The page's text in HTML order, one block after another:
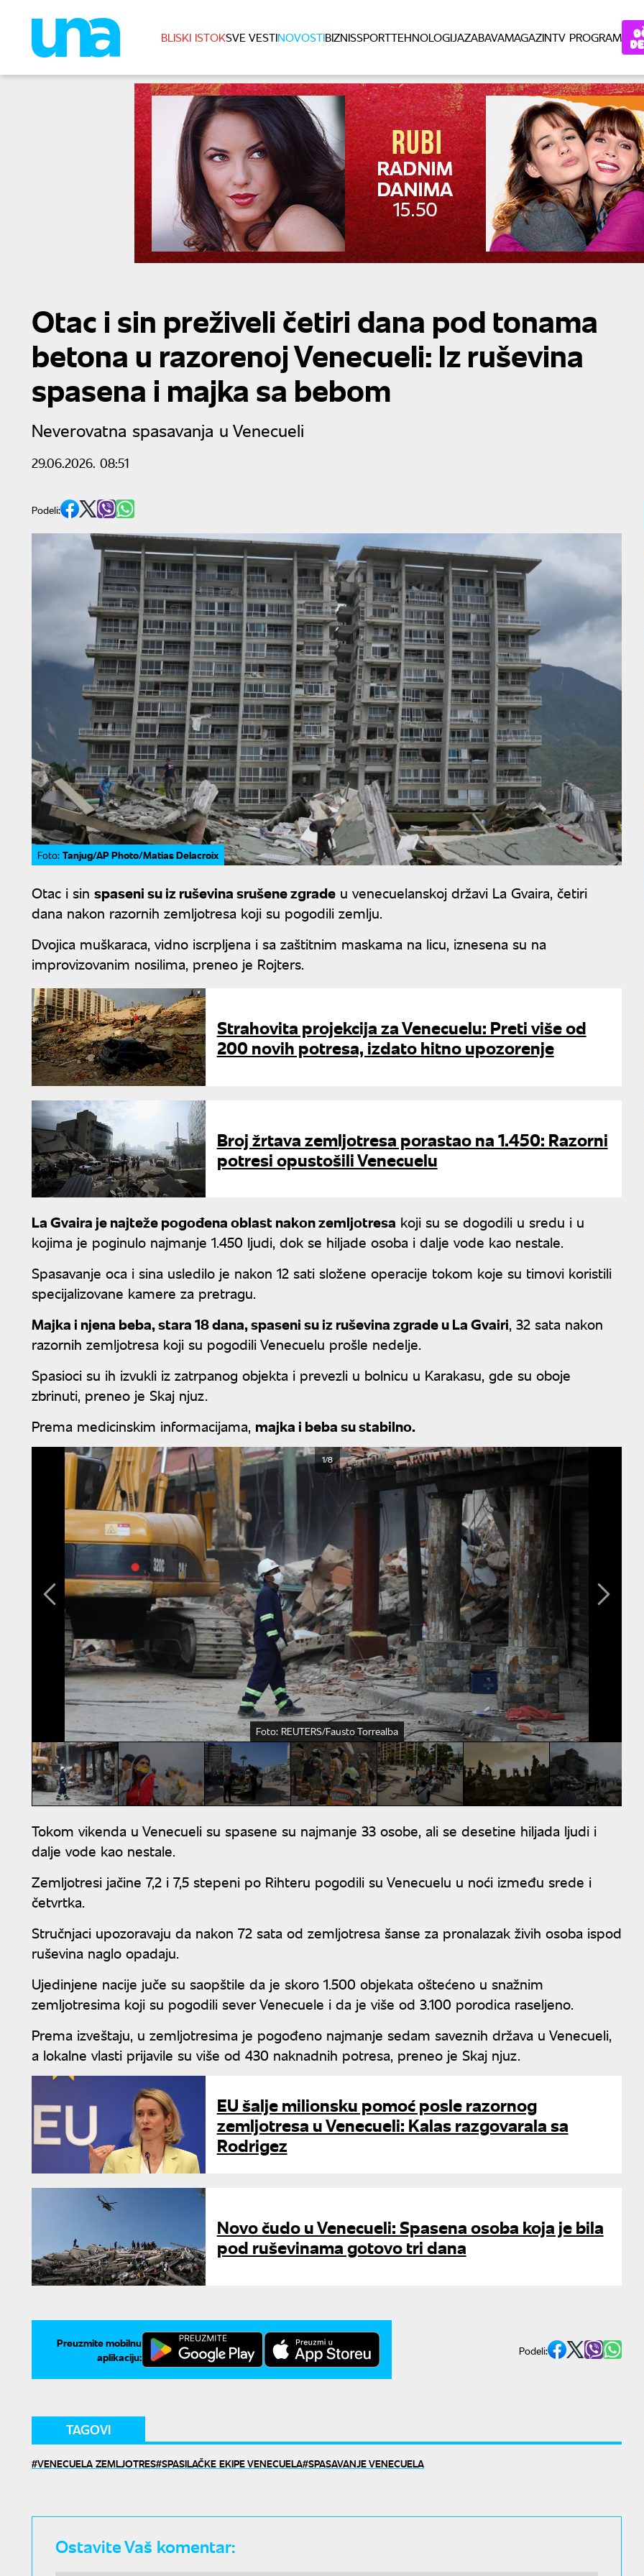
BLISKI ISTOKSVE VESTINOVOSTIBIZNISSPORTTEHNOLOGIJAZABAVAMAGAZINTV PROGRAM
Otac i sin preživeli četiri dana pod tonama
betona u razorenoj Venecueli: Iz ruševina
spasena i majka sa bebom
Neverovatna spasavanja u Venecueli
29.06.2026. 08:51
Podeli:
Foto: Tanjug/AP Photo/Matias Delacroix
Otac i sin spaseni su iz ruševina srušene zgrade u venecuelanskoj državi La Gvaira, četiri
dana nakon razornih zemljotresa koji su pogodili zemlju.
Dvojica muškaraca, vidno iscrpljena i sa zaštitnim maskama na licu, iznesena su na
improvizovanim nosilima, preneo je Rojters.
Strahovita projekcija za Venecuelu: Preti više od
200 novih potresa, izdato hitno upozorenje
Broj žrtava zemljotresa porastao na 1.450: Razorni
potresi opustošili Venecuelu
La Gvaira je najteže pogođena oblast nakon zemljotresa koji su se dogodili u sredu i u
kojima je poginulo najmanje 1.450 ljudi, dok se hiljade osoba i dalje vode kao nestale.
Spasavanje oca i sina usledilo je nakon 12 sati složene operacije tokom koje su timovi koristili
specijalizovane kamere za pretragu.
Majka i njena beba, stara 18 dana, spaseni su iz ruševina zgrade u La Gvairi, 32 sata nakon
razornih zemljotresa koji su pogodili Venecuelu prošle nedelje.
Spasioci su ih izvukli iz zatrpanog objekta i prevezli u bolnicu u Karakasu, gde su oboje
zbrinuti, preneo je Skaj njuz.
Prema medicinskim informacijama, majka i beba su stabilno.
Foto: REUTERS/Fausto Torrealba
1/8
Tokom vikenda u Venecueli su spasene su najmanje 33 osobe, ali se desetine hiljada ljudi i
dalje vode kao nestale.
Zemljotresi jačine 7,2 i 7,5 stepeni po Rihteru pogodili su Venecuelu u noći između srede i
četvrtka.
Stručnjaci upozoravaju da nakon 72 sata od zemljotresa šanse za pronalazak živih osoba ispod
ruševina naglo opadaju.
Ujedinjene nacije juče su saopštile da je skoro 1.500 objekata oštećeno u snažnim
zemljotresima koji su pogodili sever Venecuele i da je više od 3.100 porodica raseljeno.
Prema izveštaju, u zemljotresima je pogođeno najmanje sedam saveznih država u Venecueli,
a lokalne vlasti prijavile su više od 430 naknadnih potresa, preneo je Skaj njuz.
EU šalje milionsku pomoć posle razornog
zemljotresa u Venecueli: Kalas razgovarala sa
Rodrigez
Novo čudo u Venecueli: Spasena osoba koja je bila
pod ruševinama gotovo tri dana
Preuzmite mobilnu
aplikaciju:
Podeli:
TAGOVI
VENECUELA ZEMLJOTRES SPASILAČKE EKIPE VENECUELA SPASAVANJE VENECUELA
Ostavite Vaš komentar: